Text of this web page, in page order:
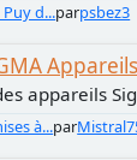
d...parpsbez3
Appareils
appareils
à...par